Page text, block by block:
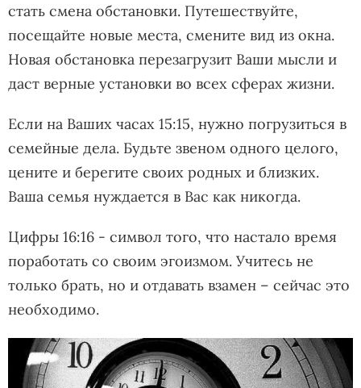
стать смена обстановки. Путешествуйте,
посещайте новые места, смените вид из окна.
Новая обстановка перезагрузит Ваши мысли и
даст верные установки во всех сферах жизни.
Если на Ваших часах 15:15, нужно погрузиться в
семейные дела. Будьте звеном одного целого,
цените и берегите своих родных и близких.
Ваша семья нуждается в Вас как никогда.
Цифры 16:16 - символ того, что настало время
поработать со своим эгоизмом. Учитесь не
только брать, но и отдавать взамен – сейчас это
необходимо.